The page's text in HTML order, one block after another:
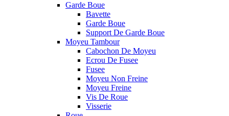
Garde Boue
Bavette
Garde Boue
Support De Garde Boue
Moyeu Tambour
Cabochon De Moyeu
Ecrou De Fusee
Fusee
Moyeu Non Freine
Moyeu Freine
Vis De Roue
Visserie